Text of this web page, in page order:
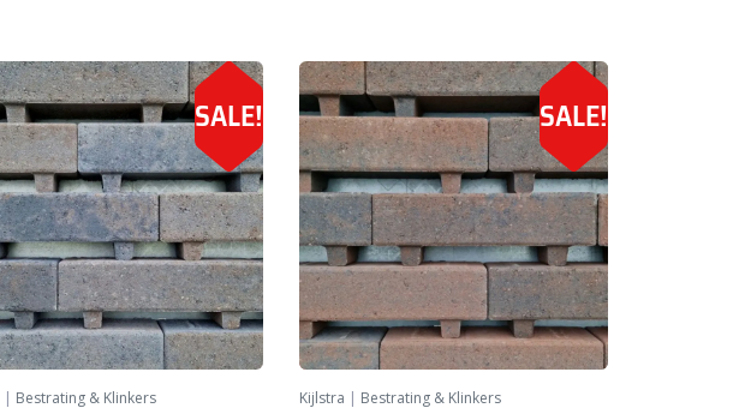
SALE!
| Bestrating & Klinkers
SALE!
Kijlstra | Bestrating & Klinkers